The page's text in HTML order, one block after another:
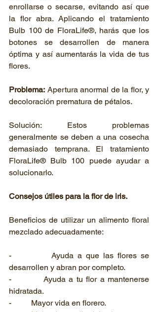
enrollarse o secarse, evitando así que
la flor abra. Aplicando el tratamiento
Bulb 100 de FloraLife®, harás que los
botones se desarrollen de manera
óptima y así aumentarás la vida de tus
flores.
Problema: Apertura anormal de la flor, y
decoloración prematura de pétalos.
Solución: Estos problemas
generalmente se deben a una cosecha
demasiado temprana. El tratamiento
FloraLife® Bulb 100 puede ayudar a
solucionarlo.
Consejos útiles para la flor de iris.
Beneficios de utilizar un alimento floral
mezclado adecuadamente:
-          Ayuda a que las flores se
desarrollen y abran por completo.
-          Ayuda a tu flor a mantenerse
hidratada.
-          Mayor vida en florero.